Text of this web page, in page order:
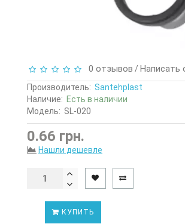
0 отзывов /Написать
Производитель: Santehplast
Наличие: Есть в наличии
Модель: SL-020
0.66 грн.
Нашли дешевле
КУПИТЬ